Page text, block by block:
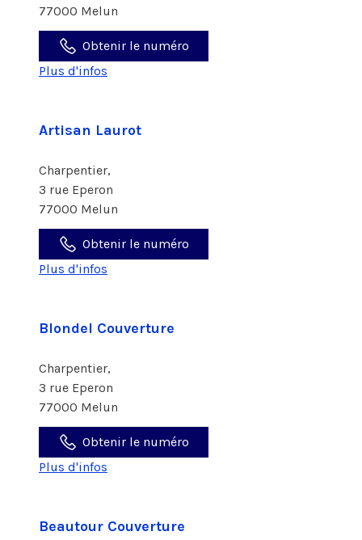
77000 Melun
Obtenir le numéro
Plus d'infos
Artisan Laurot
Charpentier,
3 rue Eperon
77000 Melun
Obtenir le numéro
Plus d'infos
Blondel Couverture
Charpentier,
3 rue Eperon
77000 Melun
Obtenir le numéro
Plus d'infos
Beautour Couverture